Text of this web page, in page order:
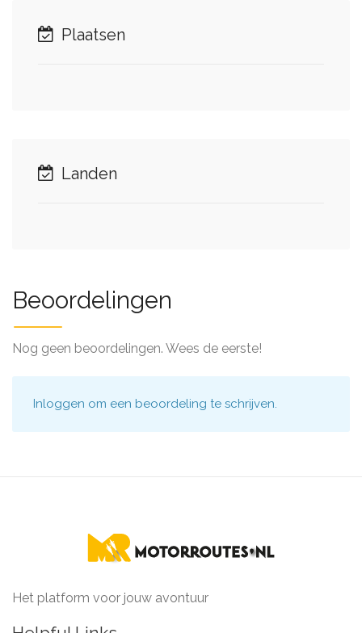
Plaatsen
Landen
Beoordelingen
Nog geen beoordelingen. Wees de eerste!
Inloggen om een beoordeling te schrijven.
Het platform voor jouw avontuur